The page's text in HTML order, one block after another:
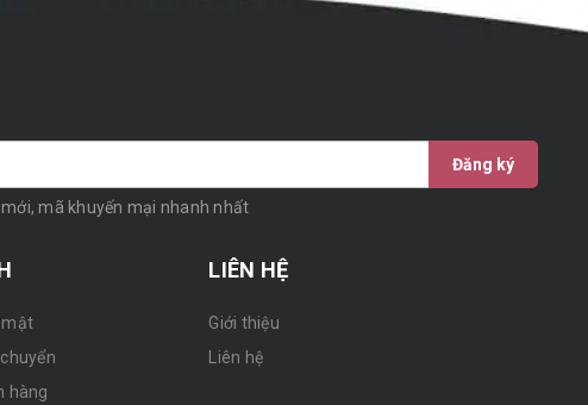
Đăng ký
mã khuyến mại nhanh nhất
mật
hàng
LIÊN HỆ
Giới thiệu
Liên hệ